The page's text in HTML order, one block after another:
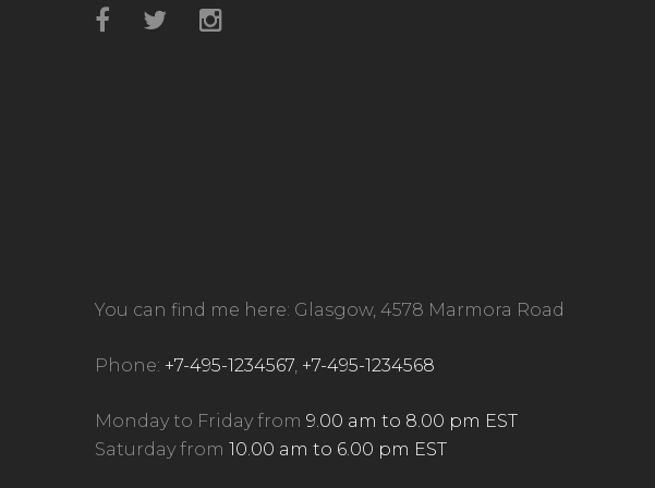
You can find me here: Glasgow, 4578 Marmora Road
Phone: +7-495-1234567 +7-495-1234568
Monday to Friday from 9.00 am to 8.00 pm EST
Saturday from 10.00 am to 6.00 pm EST